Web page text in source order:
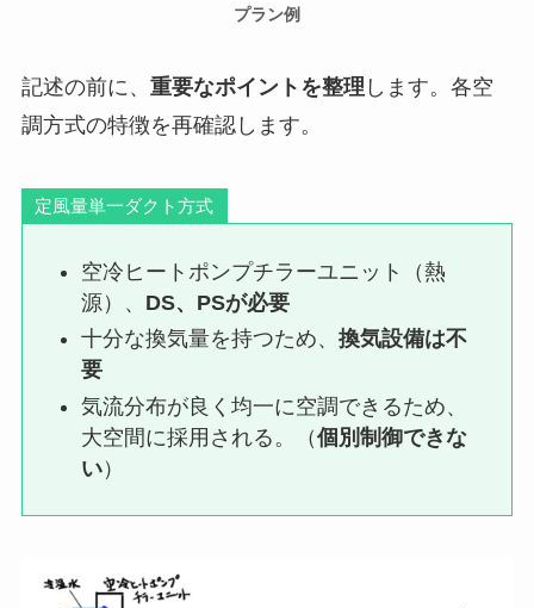
プラン例
記述の前に、 重要なポイントを整理 します。各空
調方式の特徴を再確認します。
定風量単一ダクト方式
空冷ヒートポンプチラーユニット（熱
源）、 DS、PSが必要
十分な換気量を持つため、換気設備は不
要
気流分布が良く均一に空調できるため、
大空間に採用される。（個別制御できな
い）